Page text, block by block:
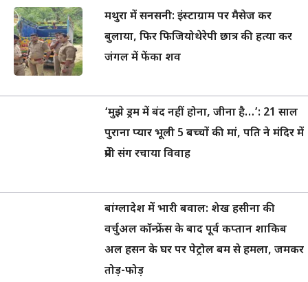
मथुरा में सनसनी: इंस्टाग्राम पर मैसेज कर
बुलाया, फिर फिजियोथेरेपी छात्र की हत्या कर
जंगल में फेंका शव
‘मुझे ड्रम में बंद नहीं होना, जीना है…’: 21 साल
पुराना प्यार भूली 5 बच्चों की मां, पति ने मंदिर में
प्रेमी संग रचाया विवाह
बांग्लादेश में भारी बवाल: शेख हसीना की
वर्चुअल कॉन्फ्रेंस के बाद पूर्व कप्तान शाकिब
अल हसन के घर पर पेट्रोल बम से हमला, जमकर
तोड़-फोड़